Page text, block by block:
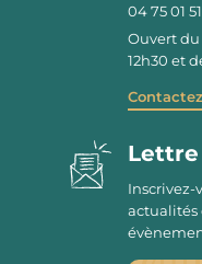
04 75 01
Ouvert
12h30 et
Inscrivez-
actualités